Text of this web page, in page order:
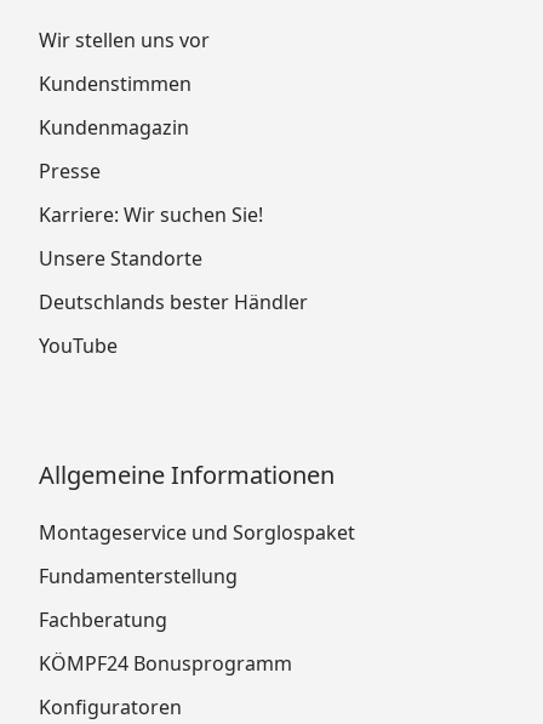
Wir stellen uns vor
Kundenstimmen
Kundenmagazin
Presse
Karriere: Wir suchen Sie!
Unsere Standorte
Deutschlands bester Händler
YouTube
Allgemeine Informationen
Montageservice und Sorglospaket
Fundamenterstellung
Fachberatung
KÖMPF24 Bonusprogramm
Konfiguratoren